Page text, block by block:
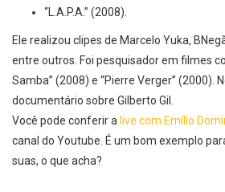
“L.A.P.A.” (2008).
Ele realizou clipes de Marcelo Yuka,
entre outros. Foi pesquisador em filmes
Samba” (2008) e “Pierre Verger” (2000).
documentário sobre Gilberto Gil.
Você pode conferir a live com Emílio
canal do Youtube. É um bom exemplo
suas, o que acha?